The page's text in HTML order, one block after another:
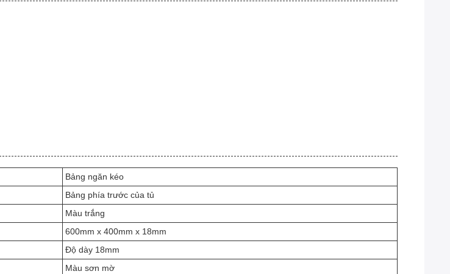
Bảng ngăn kéo
Bảng phía trước của tủ
Màu trắng
600mm x 400mm x 18mm
Độ dày 18mm
Màu sơn mờ